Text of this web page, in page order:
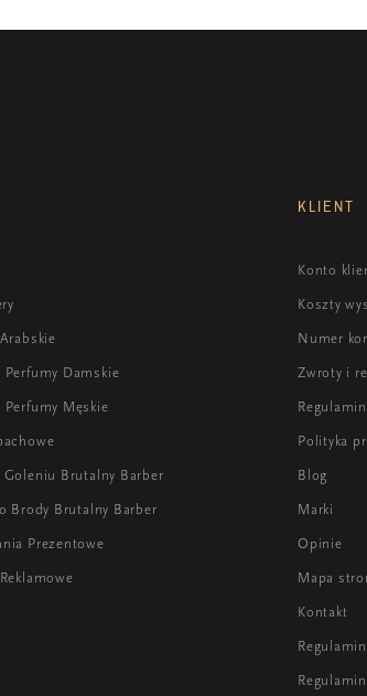
Perfumy Damskie
Perfumy Męskie
Goleniu Brutalny Barber
Brody Brutalny Barber
Prezentowe
KLIENT
Konto
Koszty
Numer
Zwroty i
Regulamin
Polityka
Blog
Marki
Opinie
Mapa
Kontakt